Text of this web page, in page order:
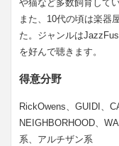
や猫など多数飼育してい
また、10代の頃は楽器
た。ジャンルは
を好んで聴きます。
得意分野
RickOwens、GUIDI、
NEIGHBORHOOD、
系、アルチザン系